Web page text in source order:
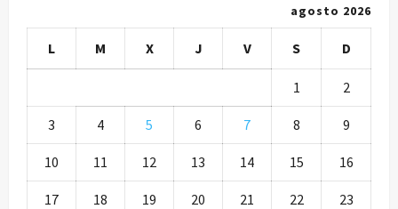
agosto 2026
L M X J V S D
1 2
3 4 5 6 7 8 9
10 11 12 13 14 15 16
17 18 19 20 21 22 23